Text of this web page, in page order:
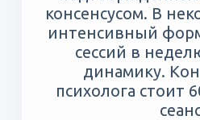
консенсусом. В
интенсивный
сессий в
динамику.
психолога стоит